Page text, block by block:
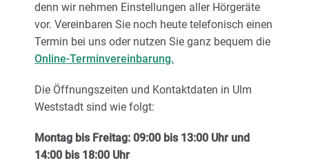
denn wir nehmen Einstellungen aller Hörgeräte
vor. Vereinbaren Sie noch heute telefonisch einen
Termin bei uns oder nutzen Sie ganz bequem die
Online-Terminvereinbarung.
Die Öffnungszeiten und Kontaktdaten in Ulm
Weststadt sind wie folgt:
Montag bis Freitag: 09:00 bis 13:00 Uhr und
14:00 bis 18:00 Uhr